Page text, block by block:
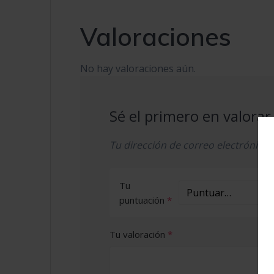
Valoraciones
No hay valoraciones aún.
Sé el primero en valorar
Tu dirección de correo electrónico
Tu
puntuación *
Tu valoración *